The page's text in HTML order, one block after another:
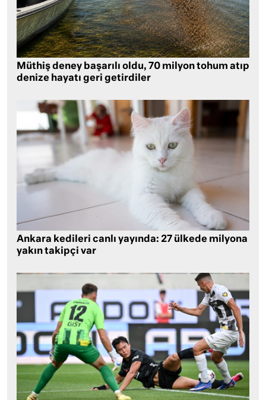
Müthiş deney başarılı oldu, 70 milyon tohum atıp
denize hayatı geri getirdiler
Ankara kedileri canlı yayında: 27 ülkede milyona
yakın takipçi var